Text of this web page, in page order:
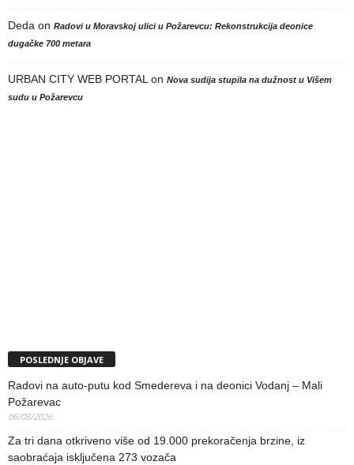
Deda on Radovi u Moravskoj ulici u Požarevcu: Rekonstrukcija deonice
dugačke 700 metara
URBAN CITY WEB PORTAL on Nova sudija stupila na dužnost u Višem
sudu u Požarevcu
POSLEDNJE OBJAVE
Radovi na auto-putu kod Smedereva i na deonici Vodanj – Mali
Požarevac
06/08/2026
Za tri dana otkriveno više od 19.000 prekoračenja brzine, iz
saobraćaja isključena 273 vozača